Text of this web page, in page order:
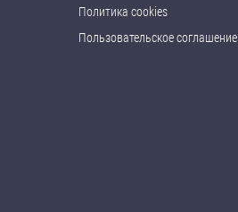
Политика cookies
Пользовательское соглашение